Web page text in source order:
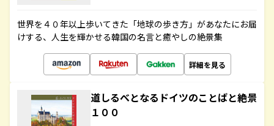
世界を４０年以上歩いてきた「地球の歩き方」があなたにお届
けする、人生を輝かせる韓国の名言と癒やしの絶景集
詳細を見る
道しるべとなるドイツのことばと絶景
１００